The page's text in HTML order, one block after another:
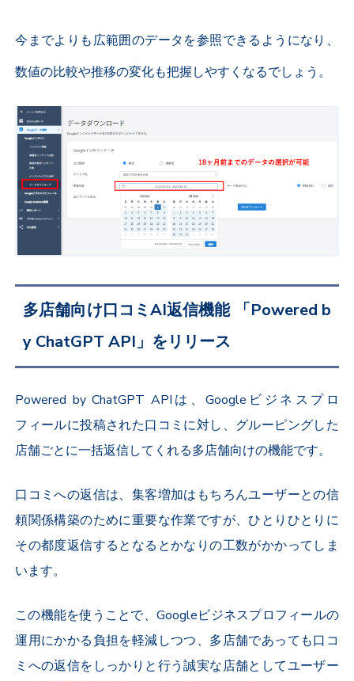
今までよりも広範囲のデータを参照できるようになり、
数値の比較や推移の変化も把握しやすくなるでしょう。
多店舗向け口コミAI返信機能 「Powered b
y ChatGPT API」をリリース
Powered by ChatGPT APIは、Googleビジネスプロ
フィールに投稿された口コミに対し、グルーピングした
店舗ごとに一括返信してくれる多店舗向けの機能です。
口コミへの返信は、集客増加はもちろんユーザーとの信
頼関係構築のために重要な作業ですが、ひとりひとりに
その都度返信するとなるとかなりの工数がかかってしま
います。
この機能を使うことで、Googleビジネスプロフィールの
運用にかかる負担を軽減しつつ、多店舗であっても口コ
ミへの返信をしっかりと行う誠実な店舗としてユーザー